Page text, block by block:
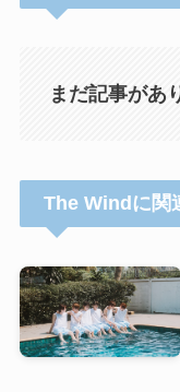
まだ記事があ
The Windに関